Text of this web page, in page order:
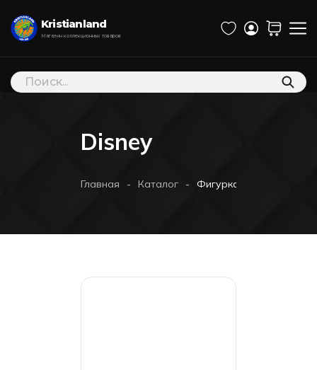
Kristianland
Магазин коллекционных товаров
Поиск
товаров
Disney
Главная - Каталог - Фигурка Funko POP!